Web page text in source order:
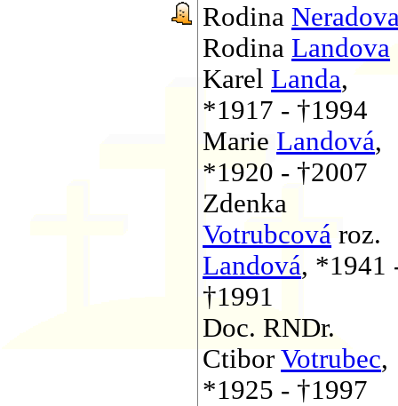
Rodina
Rodina Landova
Karel Landa,
*1917 - †1994
Marie Landová,
*1920 - †2007
Zdenka
Votrubcová roz.
Landová, *1941
†1991
Doc. RNDr.
CtiborVotrubec,
*1925 - †1997